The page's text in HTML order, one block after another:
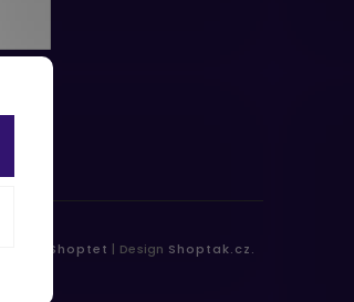
Shoptet | Design Shoptak.cz.